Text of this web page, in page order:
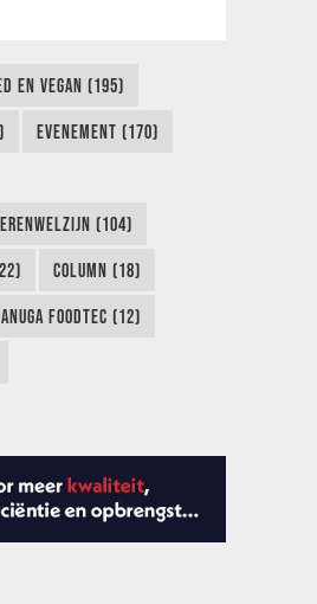
EN VEGAN (195)
EVENEMENT (170)
(104)
COLUMN (18)
ANUGA FOODTEC (12)